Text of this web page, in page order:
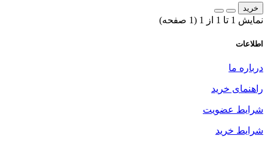
خرید
نمایش 1 تا 1 از 1 (1 صفحه)
اطلاعات
درباره ما
راهنمای خرید
شرایط عضویت
شرایط خرید